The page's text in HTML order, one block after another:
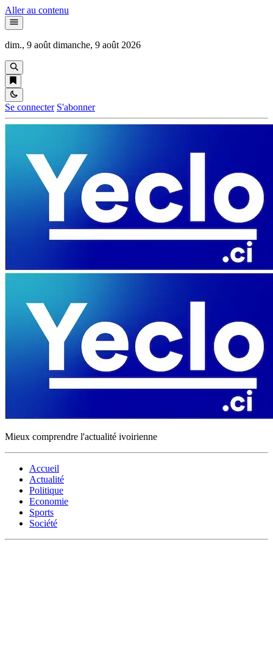
Aller au contenu
dim., 9 août dimanche, 9 août 2026
Se connecter S'abonner
Mieux comprendre l'actualité ivoirienne
Accueil
Actualité
Politique
Economie
Sports
Société